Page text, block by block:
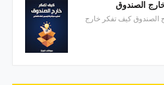
الصندوق
كيف تفكر خارج